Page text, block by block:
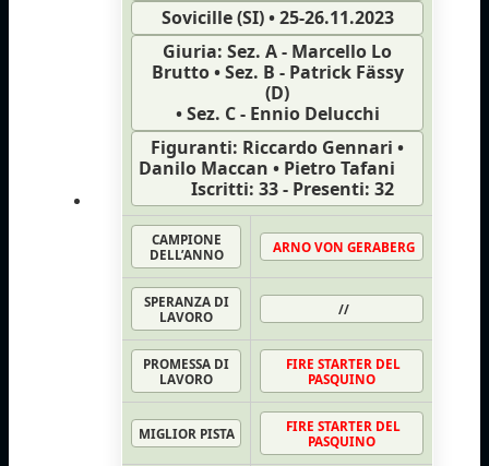
Sovicille (SI) • 25-26.11.2023
Giuria: Sez. A - Marcello Lo
Brutto • Sez. B - Patrick Fässy
(D)
• Sez. C - Ennio Delucchi
Figuranti: Riccardo Gennari •
Danilo Maccan • Pietro Tafani
Iscritti: 33 - Presenti: 32
CAMPIONE
DELL’ANNO
ARNO VON GERABERG
SPERANZA DI
LAVORO
//
PROMESSA DI
LAVORO
FIRE STARTER DEL
PASQUINO
MIGLIOR PISTA
FIRE STARTER DEL
PASQUINO